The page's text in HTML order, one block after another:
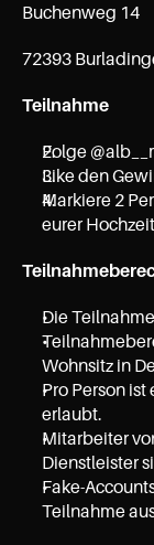
Buchenweg 14
72393
Teilnahme
Folge
Like den
Markiere 2
eurer
Die
Wohnsitz in
Pro Person
erlaubt.
Mitarbeiter
Dienstleister
Fake-
Teilnahme